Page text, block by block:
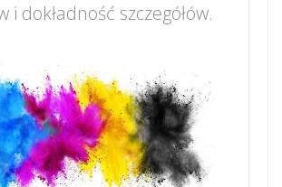
i dokładność szczegółów.